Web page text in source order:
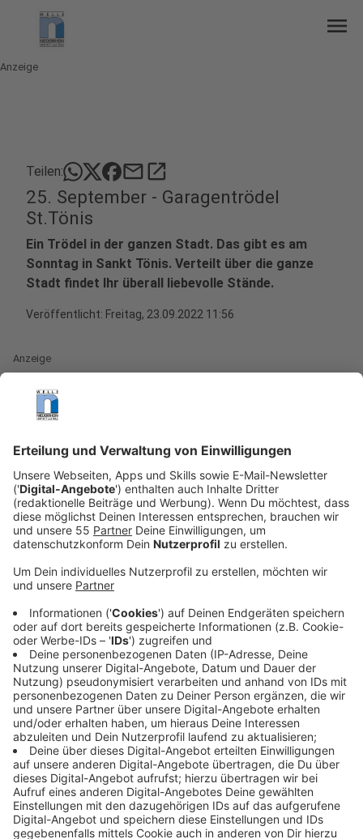
menu
Anzeige
Teilen: mailopen_in_new
25. September - Garagentrödel
St.Tönis
Ein Trödel in der ganzen Stadt. Das gibt es am
Sonntag in Sankt Tönis. Verteilt über die ganze
Stadt findet Ihr überall liebevolle Stände.
Veröffentlicht: Freitag, 23.09.2022 11:56
Anzeige
Anzeige
Von 10 bis 15 Uhr wird in Sankt Tönis in vielen Garagen
und vor vielen Haustüren getrödelt.
Ihr habt keine Lust einfach auf gut Glück durch die
Stadt zu laufen? Verständlich. Dann haben wir hier die
Steinheide 26 und 51a
Gerhart-Hauptmann-Straße 49
Gelderner Straße 79
Wolfgang-Borchert-Straße 4a
Schelthofer Straße 84
Roßstraße 27c